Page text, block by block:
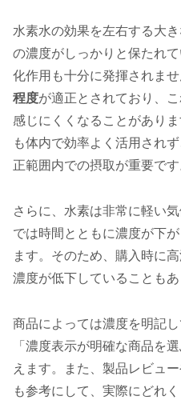
水素水の効果を左右する大
の濃度がしっかりと保たれ
化作用も十分に発揮されませ
程度が適正とされており、
感じにくくなることがあり
も体内で効率よく活用され
正範囲内での摂取が重要です
さらに、水素は非常に軽い
では時間とともに濃度が下
ます。そのため、購入時に
濃度が低下していることもあ
商品によっては濃度を明記
「濃度表示が明確な商品を
えます。また、製品レビュ
も参考にして、実際にどれ